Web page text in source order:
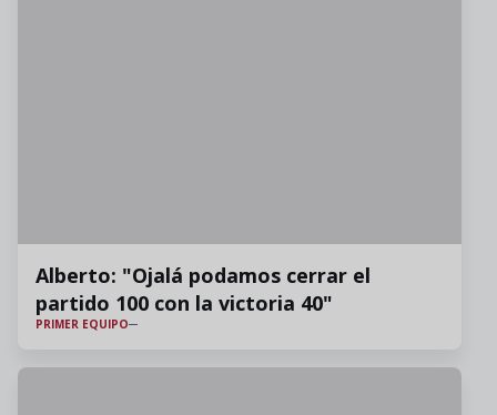
Alberto: "Ojalá podamos cerrar el
partido 100 con la victoria 40"
PRIMER EQUIPO